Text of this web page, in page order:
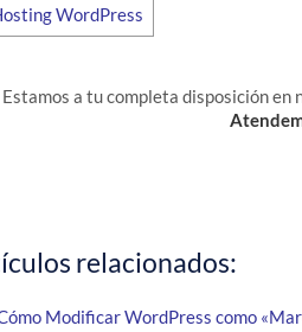
Estamos a tu completa disposición en
relacionados:
Modificar WordPress como